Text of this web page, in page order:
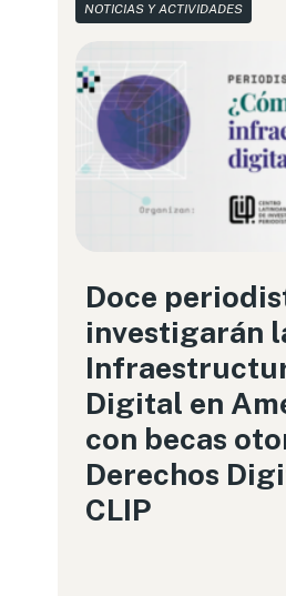
NOTICIAS Y ACTIVIDADES
Doce
investigarán
Digital en
con becas
Derechos
CLIP